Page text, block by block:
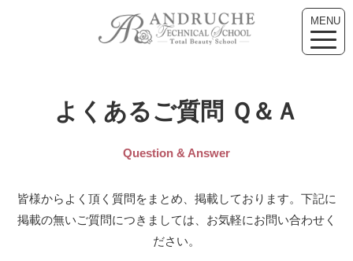
MENU
toggle
よくあるご質問 Ｑ＆Ａ
Question & Answer
皆様からよく頂く質問をまとめ、掲載しております。下記に
掲載の無いご質問につきましては、お気軽にお問い合わせく
ださい。